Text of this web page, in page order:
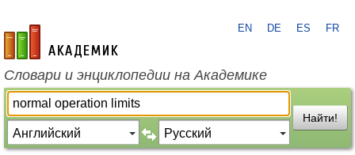
academic.ru
EN DE ES FR
Словари и энциклопедии на Академике
Найти!